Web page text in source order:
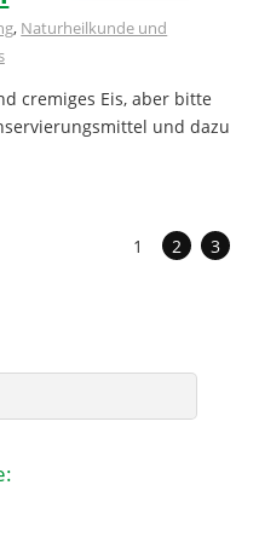
, Naturheilkunde und
cremiges Eis, aber bitte
und dazu
1 2 3